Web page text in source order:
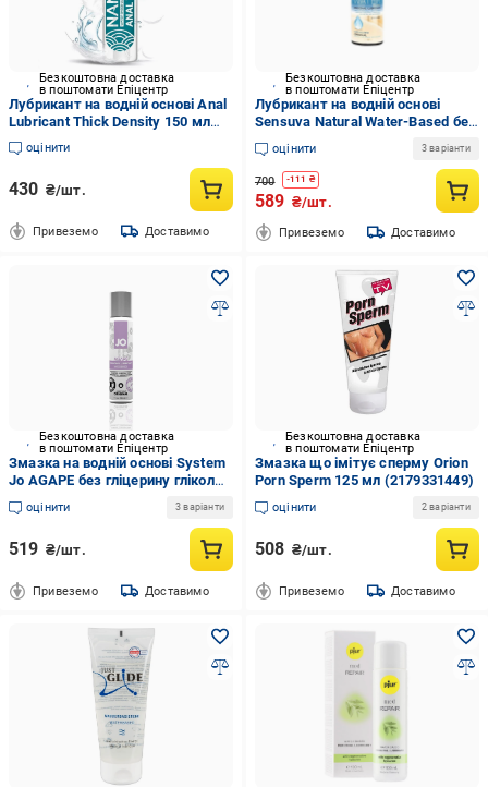
Безкоштовна доставка
в поштомати Епіцентр
Лубрикант на водній основі Anal
Lubricant Thick Density 150 мл
(1000065141)
оцінити
430 ₴/шт.
Привеземо Доставимо
Безкоштовна доставка
в поштомати Епіцентр
Лубрикант на водній основі
Sensuva Natural Water-Based без
гліцерину та парабенів 57 мл
(2179295513)
оцінити 3 варіанти
700 -111 ₴
589 ₴/шт.
Привеземо Доставимо
Безкоштовна доставка
в поштомати Епіцентр
Змазка на водній основі System
Jo AGAPE без гліцерину гліколю
та парабенів 30 мл (2179285882)
оцінити 3 варіанти
519 ₴/шт.
Привеземо Доставимо
Безкоштовна доставка
в поштомати Епіцентр
Змазка що імітує сперму Orion
Porn Sperm 125 мл (2179331449)
оцінити 2 варіанти
508 ₴/шт.
Привеземо Доставимо